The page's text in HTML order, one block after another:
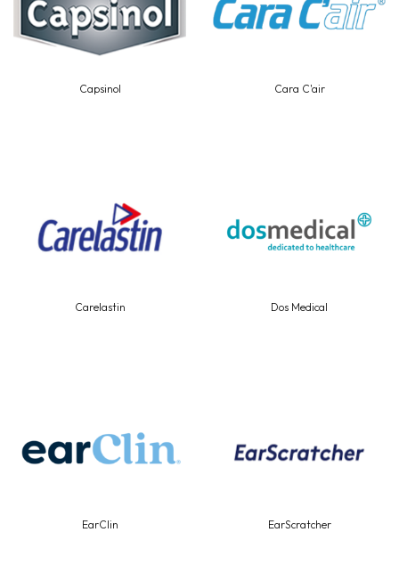
Capsinol Cara C'air
Carelastin Dos Medical
EarClin EarScratcher